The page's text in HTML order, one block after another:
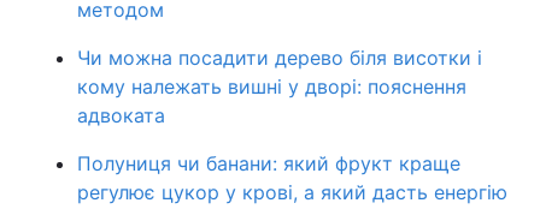
методом
Чи можна посадити дерево біля висотки і
кому належать вишні у дворі: пояснення
адвоката
Полуниця чи банани: який фрукт краще
регулює цукор у крові, а який дасть енергію